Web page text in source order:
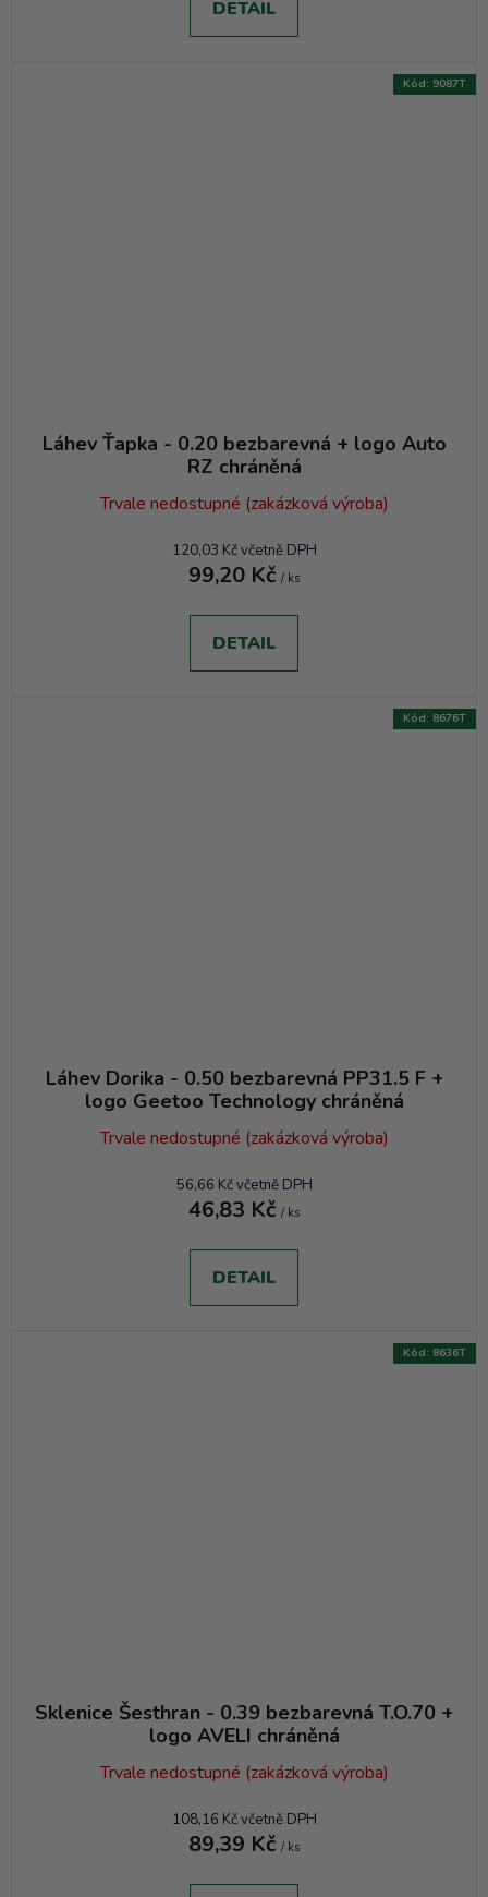
DETAIL
Láhev Ťapka - 0.20 bezbarevná + logo Auto
RZ chráněná
Trvale nedostupné (zakázková výroba)
120,03 Kč včetně DPH
99,20 Kč / ks
DETAIL
Kód: 9087T
Láhev Dorika - 0.50 bezbarevná PP31.5 F +
logo Geetoo Technology chráněná
Trvale nedostupné (zakázková výroba)
56,66 Kč včetně DPH
46,83 Kč / ks
DETAIL
Kód: 8676T
Sklenice Šesthran - 0.39 bezbarevná T.O.70 +
logo AVELI chráněná
Trvale nedostupné (zakázková výroba)
108,16 Kč včetně DPH
89,39 Kč / ks
Kód: 8636T